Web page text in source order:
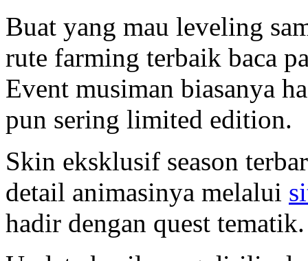
Buat yang mau leveling
rute farming terbaik baca
Event musiman biasanya
pun sering limited edition.
Skin eksklusif season
detail animasinya melalui
hadir dengan quest